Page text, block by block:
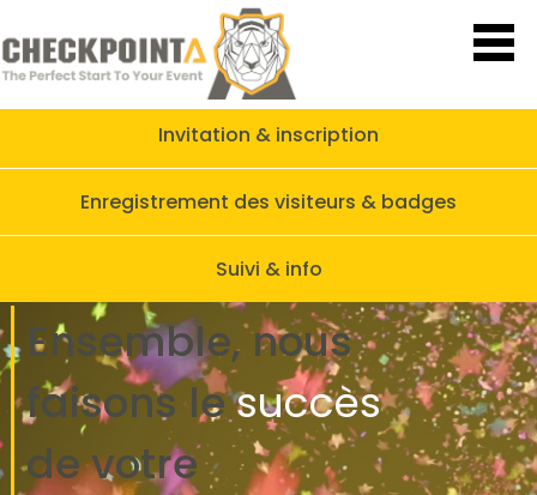
Invitation & inscription
Enregistrement des visiteurs & badges
Suivi & info
Ensemble, nous
faisonslesuccès
devotre